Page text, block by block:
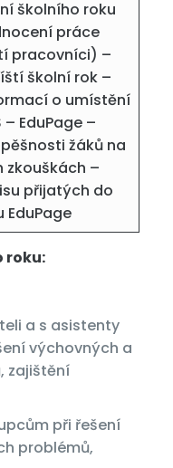
školního roku
práce
pracovníci) –
školní rok –
o umístění
– EduPage –
žáků na
–
přijatých do
EduPage
roku:
a s asistenty
výchovných a
zajištění
při řešení
problémů,